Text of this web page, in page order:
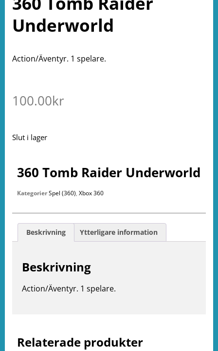
Underworld
Action/Äventyr. 1 spelare.
100.00kr
Slut i lager
Relaterade produkter
360 Tomb Raider Underworld
KategorierSpel (360), Xbox 360
Beskrivning Ytterligare information
Beskrivning
Action/Äventyr. 1 spelare.